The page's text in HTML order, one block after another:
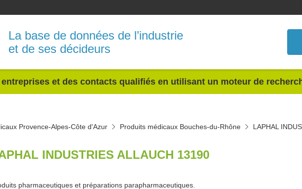
La base de données de l’industrie
et de ses décideurs
entreprises et des contacts qualifiés en utilisant un moteur de
Provence-Alpes-Côte d'Azur Produits médicaux Bouches-du-Rhône LAPHAL
INDUSTRIES ALLAUCH 13190
pharmaceutiques et préparations parapharmaceutiques.